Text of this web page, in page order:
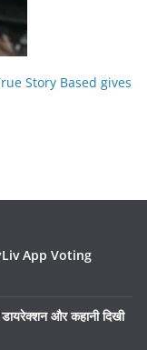
Story Based gives
App Voting
और कहानी दिखी